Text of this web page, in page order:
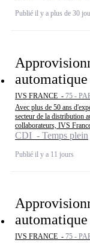
Publié il y a plus de 30
IVS FRANCE - 75 -
Avec plus de 50 ans
secteur de la distribution
collaborateurs, IVS France
CDI - Temps plein
Publié il y a 11 jours
IVS FRANCE - 75 -